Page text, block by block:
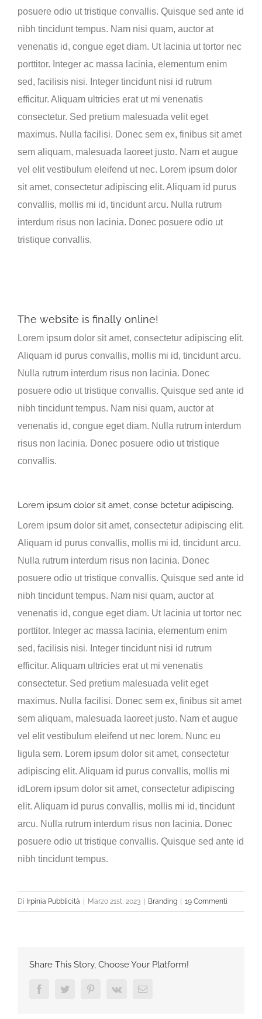
posuere odio ut tristique convallis. Quisque sed ante id
nibh tincidunt tempus. Nam nisi quam, auctor at
venenatis id, congue eget diam. Ut lacinia ut tortor nec
porttitor. Integer ac massa lacinia, elementum enim
sed, facilisis nisi. Integer tincidunt nisi id rutrum
efficitur. Aliquam ultricies erat ut mi venenatis
consectetur. Sed pretium malesuada velit eget
maximus. Nulla facilisi. Donec sem ex, finibus sit amet
sem aliquam, malesuada laoreet justo. Nam et augue
vel elit vestibulum eleifend ut nec. Lorem ipsum dolor
sit amet, consectetur adipiscing elit. Aliquam id purus
convallis, mollis mi id, tincidunt arcu. Nulla rutrum
interdum risus non lacinia. Donec posuere odio ut
tristique convallis.
The website is finally online!
Lorem ipsum dolor sit amet, consectetur adipiscing elit.
Aliquam id purus convallis, mollis mi id, tincidunt arcu.
Nulla rutrum interdum risus non lacinia. Donec
posuere odio ut tristique convallis. Quisque sed ante id
nibh tincidunt tempus. Nam nisi quam, auctor at
venenatis id, congue eget diam. Nulla rutrum interdum
risus non lacinia. Donec posuere odio ut tristique
convallis.
Lorem ipsum dolor sit amet, conse bctetur adipiscing.
Lorem ipsum dolor sit amet, consectetur adipiscing elit.
Aliquam id purus convallis, mollis mi id, tincidunt arcu.
Nulla rutrum interdum risus non lacinia. Donec
posuere odio ut tristique convallis. Quisque sed ante id
nibh tincidunt tempus. Nam nisi quam, auctor at
venenatis id, congue eget diam. Ut lacinia ut tortor nec
porttitor. Integer ac massa lacinia, elementum enim
sed, facilisis nisi. Integer tincidunt nisi id rutrum
efficitur. Aliquam ultricies erat ut mi venenatis
consectetur. Sed pretium malesuada velit eget
maximus. Nulla facilisi. Donec sem ex, finibus sit amet
sem aliquam, malesuada laoreet justo. Nam et augue
vel elit vestibulum eleifend ut nec lorem. Nunc eu
ligula sem. Lorem ipsum dolor sit amet, consectetur
adipiscing elit. Aliquam id purus convallis, mollis mi
idLorem ipsum dolor sit amet, consectetur adipiscing
elit. Aliquam id purus convallis, mollis mi id, tincidunt
arcu. Nulla rutrum interdum risus non lacinia. Donec
posuere odio ut tristique convallis. Quisque sed ante id
nibh tincidunt tempus.
Di Irpinia Pubblicità Marzo 21st, 2023 Branding 19 Commenti
Share This Story, Choose Your Platform!